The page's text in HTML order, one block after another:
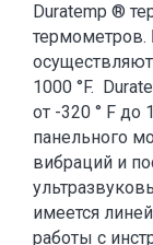
Duratemp ®
термометров.
1000 °F.
от -320 ° F
панельного
вибраций и
имеется
работы с